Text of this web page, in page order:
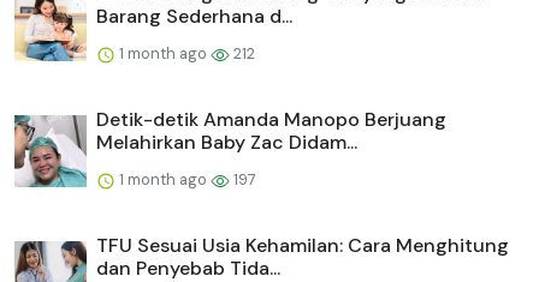
Barang Sederhana d...
1 month ago 212
Detik-detik Amanda Manopo Berjuang
Melahirkan Baby Zac Didam...
1 month ago 197
TFU Sesuai Usia Kehamilan: Cara Menghitung
dan Penyebab Tida...